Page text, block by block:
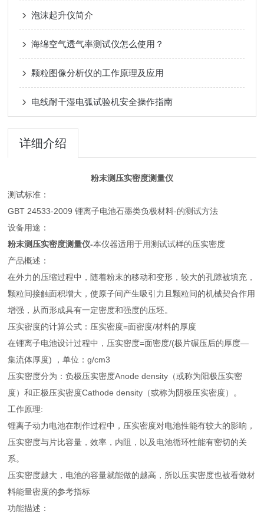
泡沫起升仪简介
海绵空气透气率测试仪怎么使用？
颗粒图像分析仪的工作原理及应用
电线耐干湿电弧试验机安全操作指南
详细介绍
粉末测压实密度测量仪
测试标准：
GBT 24533-2009 锂离子电池石墨类负极材料-的测试方法
设备用途：
粉末测压实密度测量仪-本仪器适用于用测试试样的压实密度
产品概述：
在外力的压缩过程中，随着粉末的移动和变形，较大的孔隙被填充，
颗粒间接触面积增大，使原子间产生吸引力且颗粒间的机械契合作用
增强，从而形成具有一定密度和强度的压坯。
压实密度的计算公式：压实密度=面密度/材料的厚度
在锂离子电池设计过程中，压实密度=面密度/(极片碾压后的厚度—
集流体厚度) ，单位：g/cm3
压实密度分为：负极压实密度Anode density（或称为阳极压实密
度）和正极压实密度Cathode density（或称为阴极压实密度）。
工作原理:
锂离子动力电池在制作过程中，压实密度对电池性能有较大的影响，
压实密度与片比容量，效率，内阻，以及电池循环性能有密切的关
系。
压实密度越大，电池的容量就能做的越高，所以压实密度也被看做材
料能量密度的参考指标
功能描述：